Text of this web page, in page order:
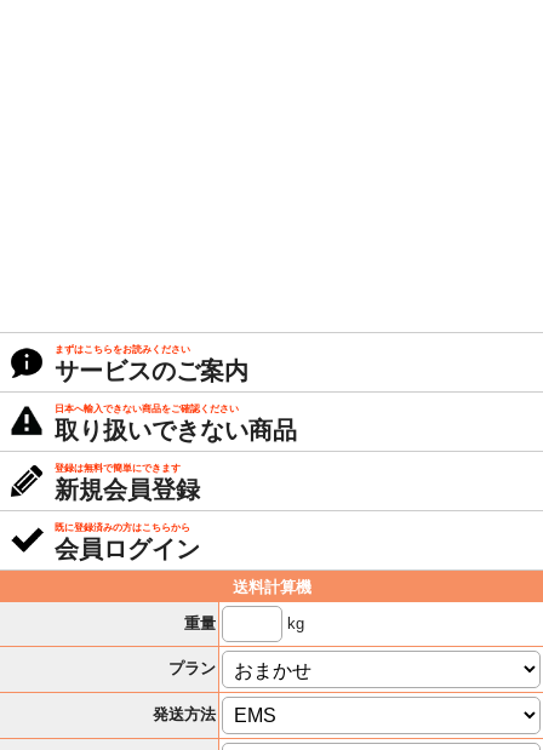
まずはこちらをお読みください
サービスのご案内
日本へ輸入できない商品をご確認ください
取り扱いできない商品
登録は無料で簡単にできます
新規会員登録
既に登録済みの方はこちらから
会員ログイン
送料計算機
重量
kg
プラン
発送方法